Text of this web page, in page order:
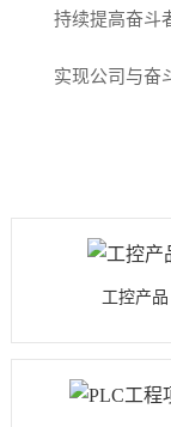
持续提高奋斗
实现公司与奋
工控产品